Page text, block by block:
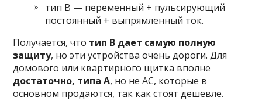
тип B — переменный + пульсирующий
постоянный + выпрямленный ток.
Получается, что тип B дает самую полную
защиту, но эти устройства очень дороги. Для
домового или квартирного щитка вполне
достаточно, типа A, но не AC, которые в
основном продаются, так как стоят дешевле.